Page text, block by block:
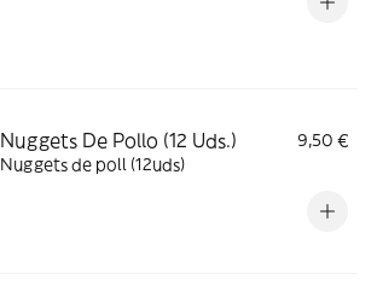
Nuggets De Pollo (12 Uds.)
9,50 €
Nuggets de poll (12uds)